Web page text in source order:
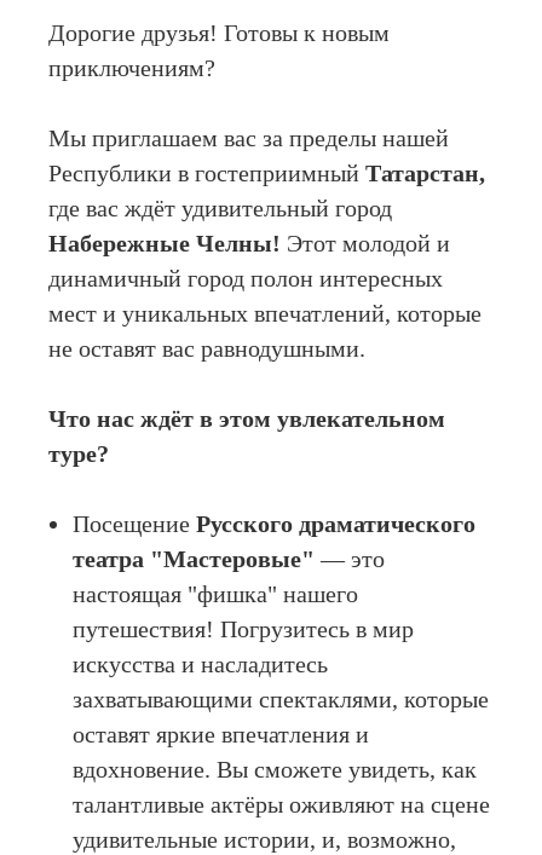
Дорогие друзья! Готовы к новым
приключениям?
Мы приглашаем вас за пределы нашей
Республики в гостеприимный Татарстан,
где вас ждёт удивительный город
Набережные Челны! Этот молодой и
динамичный город полон интересных
мест и уникальных впечатлений, которые
не оставят вас равнодушными.
Что нас ждёт в этом увлекательном
туре?
Посещение Русского драматического
театра "Мастеровые"— это
настоящая "фишка" нашего
путешествия! Погрузитесь в мир
искусства и насладитесь
захватывающими спектаклями, которые
оставят яркие впечатления и
вдохновение. Вы сможете увидеть, как
талантливые актёры оживляют на сцене
удивительные истории, и, возможно,